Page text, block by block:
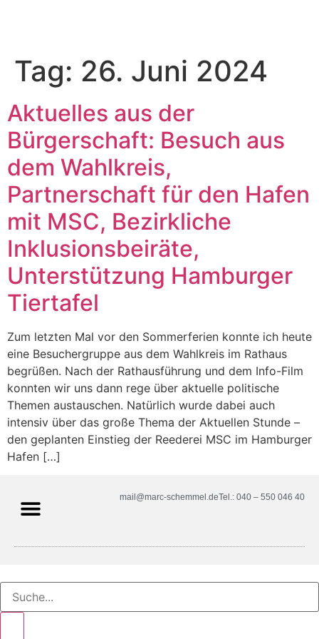
Tag: 26. Juni 2024
Aktuelles aus der
Bürgerschaft: Besuch aus
dem Wahlkreis,
Partnerschaft für den Hafen
mit MSC, Bezirkliche
Inklusionsbeiräte,
Unterstützung Hamburger
Tiertafel
Zum letzten Mal vor den Sommerferien konnte ich heute
eine Besuchergruppe aus dem Wahlkreis im Rathaus
begrüßen. Nach der Rathausführung und dem Info-Film
konnten wir uns dann rege über aktuelle politische
Themen austauschen. Natürlich wurde dabei auch
intensiv über das große Thema der Aktuellen Stunde –
den geplanten Einstieg der Reederei MSC im Hamburger
Hafen […]
Tel.: 040 – 550 046 40
mail@marc-schemmel.de